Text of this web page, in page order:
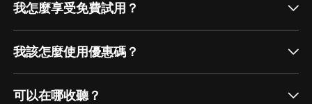
我怎麼享受免費試用？
我該怎麼使用優惠碼？
可以在哪收聽？